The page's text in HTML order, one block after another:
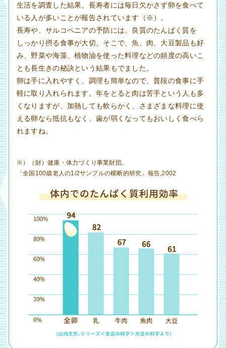
生活を調査した結果、長寿者には毎日欠かさず卵を食べて
いる人が多いことが報告されています（※）。
長寿や、サルコペニアの予防には、良質のたんぱく質を
しっかり摂る食事が大切。そこで、魚、肉、大豆製品も好
み、野菜や海藻、植物油を使った料理などの頻度の高いこ
とも長生きの秘訣という結果もでました。
卵は手に入れやすく、調理も簡単なので、普段の食事に手
軽に取り入れられます。年をとると肉は苦手という人も多
くなりますが、加熱しても軟らかく、さまざまな料理に使
える卵なら抵抗もなく、歯が弱くなってもおいしく食べら
れますね。
※）（財）健康・体力づくり事業財団,
「全国100歳老人の1/2サンプルの横断的研究」報告,2002